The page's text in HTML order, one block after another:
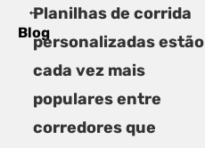
←
Blog
Planilhas de corrida
personalizadas estão
cada vez mais
populares entre
corredores que